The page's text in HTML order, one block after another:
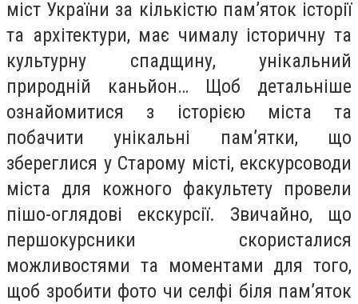
міст України за кількістю пам’яток історії
та архітектури, має чималу історичну та
культурну спадщину, унікальний
природній каньйон… Щоб детальніше
ознайомитися з історією міста та
побачити унікальні пам’ятки, що
збереглися у Старому місті, екскурсоводи
міста для кожного факультету провели
пішо-оглядові екскурсії. Звичайно, що
першокурсники скористалися
можливостями та моментами для того,
щоб зробити фото чи селфі біля пам’яток